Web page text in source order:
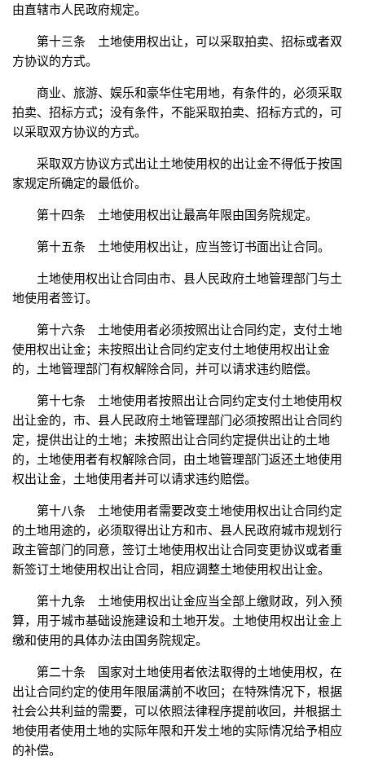
由直辖市人民政府规定。
第十三条 土地使用权出让，可以采取拍卖、招标或者双
方协议的方式。
商业、旅游、娱乐和豪华住宅用地，有条件的，必须采取
拍卖、招标方式；没有条件，不能采取拍卖、招标方式的，可
以采取双方协议的方式。
采取双方协议方式出让土地使用权的出让金不得低于按国
家规定所确定的最低价。
第十四条 土地使用权出让最高年限由国务院规定。
第十五条 土地使用权出让，应当签订书面出让合同。
土地使用权出让合同由市、县人民政府土地管理部门与土
地使用者签订。
第十六条 土地使用者必须按照出让合同约定，支付土地
使用权出让金；未按照出让合同约定支付土地使用权出让金
的，土地管理部门有权解除合同，并可以请求违约赔偿。
第十七条 土地使用者按照出让合同约定支付土地使用权
出让金的，市、县人民政府土地管理部门必须按照出让合同约
定，提供出让的土地；未按照出让合同约定提供出让的土地
的，土地使用者有权解除合同，由土地管理部门返还土地使用
权出让金，土地使用者并可以请求违约赔偿。
第十八条 土地使用者需要改变土地使用权出让合同约定
的土地用途的，必须取得出让方和市、县人民政府城市规划行
政主管部门的同意，签订土地使用权出让合同变更协议或者重
新签订土地使用权出让合同，相应调整土地使用权出让金。
第十九条 土地使用权出让金应当全部上缴财政，列入预
算，用于城市基础设施建设和土地开发。土地使用权出让金上
缴和使用的具体办法由国务院规定。
第二十条 国家对土地使用者依法取得的土地使用权，在
出让合同约定的使用年限届满前不收回；在特殊情况下，根据
社会公共利益的需要，可以依照法律程序提前收回，并根据土
地使用者使用土地的实际年限和开发土地的实际情况给予相应
的补偿。